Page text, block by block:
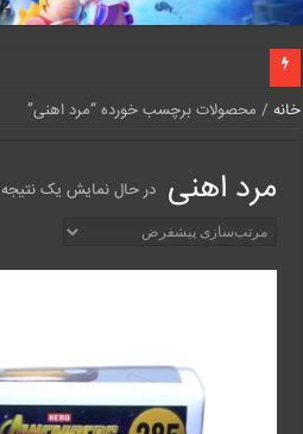
خانه / محصولات برچسب خورده “مرد اهنی”
مرد اهنی در حال نمایش یک نتیجه